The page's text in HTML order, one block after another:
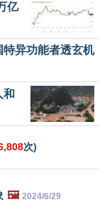
亿
异功能者透玄机
和
次)
🖼️ 2024/6/29